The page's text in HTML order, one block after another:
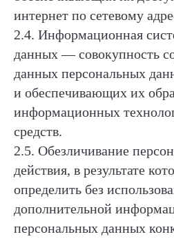
интернет по сетевому
2.4. Информационная
данных — совокупность
данных персональных
и обеспечивающих их
информационных
средств.
2.5. Обезличивание
действия, в результате
определить без
дополнительной
персональных данных